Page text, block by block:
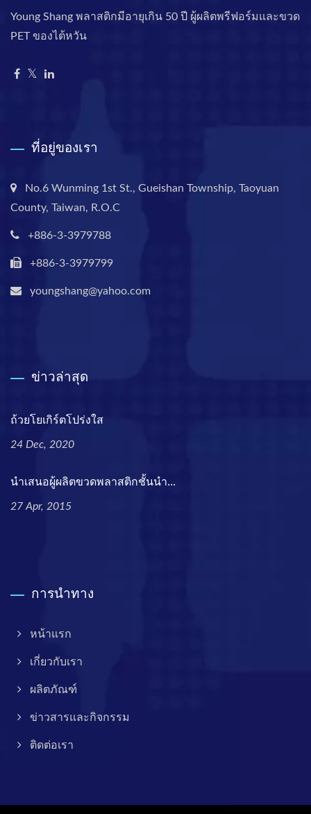
Young Shang พลาสติกมีอายุเกิน 50 ปี ผู้ผลิตพรีฟอร์มและขวด
PET ของไต้หวัน
ที่อยู่ของเรา
No.6 Wunming 1st St., Gueishan Township, Taoyuan
County, Taiwan, R.O.C
+886-3-3979788
+886-3-3979799
youngshang@yahoo.com
ข่าวล่าสุด
ถ้วยโยเกิร์ตโปร่งใส
24 Dec, 2020
นำเสนอผู้ผลิตขวดพลาสติกชั้นนำ...
27 Apr, 2015
การนำทาง
หน้าแรก
เกี่ยวกับเรา
ผลิตภัณฑ์
ข่าวสารและกิจกรรม
ติดต่อเรา